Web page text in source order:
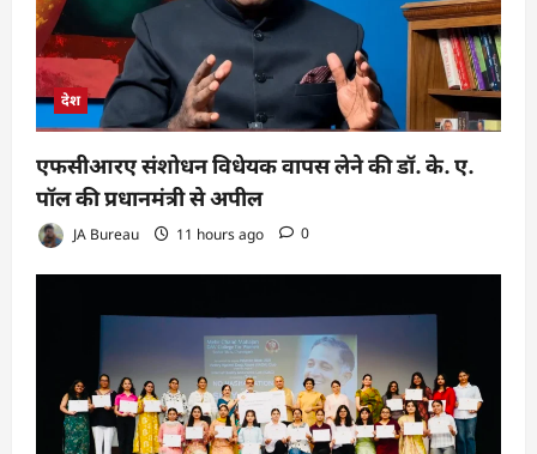
देश
एफसीआरए संशोधन विधेयक वापस लेने की डॉ. के. ए.
पॉल की प्रधानमंत्री से अपील
JA Bureau 11 hours ago 0